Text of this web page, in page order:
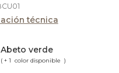
técnica
Abeto verde
( + 1 color disponible )